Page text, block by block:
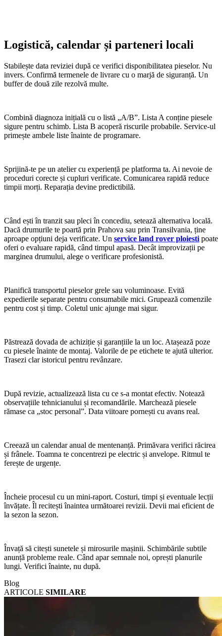
Logistică, calendar și parteneri locali
Stabilește data reviziei după ce verifici disponibilitatea pieselor. Nu
invers. Confirmă termenele de livrare cu o marjă de siguranță. Un
buffer de două zile rezolvă multe.
Combină diagnoza inițială cu o listă „A/B”. Lista A conține piesele
sigure pentru schimb. Lista B acoperă riscurile probabile. Service-ul
primește ambele liste înainte de programare.
Sprijină-te pe un atelier cu experiență pe platforma ta. Ai nevoie de
proceduri corecte și cupluri verificate. Comunicarea rapidă reduce
timpii morți. Reparația devine predictibilă.
Când ești în tranzit sau pleci în concediu, setează alternativa locală.
Dacă drumurile te poartă prin Prahova sau prin Transilvania, ține
aproape opțiuni deja verificate. Un service land rover ploiesti poate
oferi o evaluare rapidă, când timpul apasă. Decât improvizații pe
marginea drumului, alege o verificare profesionistă.
Planifică transportul pieselor grele sau voluminoase. Evită
expedierile separate pentru consumabile mici. Grupează comenzile
pentru cost și timp. Coletul unic ajunge mai sigur.
Păstrează dovada de achiziție și garanțiile la un loc. Atașează poze
cu piesele înainte de montaj. Valorile de pe etichete te ajută ulterior.
Trasezi clar istoricul pentru revânzare.
După revizie, actualizează lista cu ce s-a montat efectiv. Notează
observațiile tehnicianului și recomandările. Marchează piesele
rămase ca „stoc personal”. Data viitoare pornești cu avans real.
Creează un calendar anual de mentenanță. Primăvara verifici răcirea
și frânele. Toamna te concentrezi pe electric și anvelope. Ritmul te
ferește de urgențe.
Încheie procesul cu un mini-raport. Costuri, timpi și eventuale lecții
învățate. Îl recitești înaintea următoarei revizii. Devii mai eficient de
la sezon la sezon.
Învață să citești sunetele și mirosurile mașinii. Schimbările subtile
anunță probleme reale. Când apar semnale noi, oprești planurile
lungi. Verifici înainte, nu după.
Blog
ARTICOLE SIMILARE